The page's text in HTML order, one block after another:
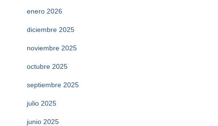
enero 2026
diciembre 2025
noviembre 2025
octubre 2025
septiembre 2025
julio 2025
junio 2025